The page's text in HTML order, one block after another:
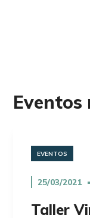
Eventos
EVENTOS
25/03/2021
Taller